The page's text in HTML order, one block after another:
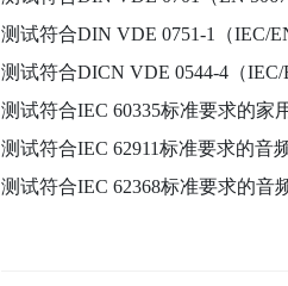
测试符合DIN VDE 0751-1（IEC/
测试符合DICN VDE 0544-4（
测试符合IEC 60335标准要求的家
测试符合IEC 62911标准要求的音
测试符合IEC 62368标准要求的音